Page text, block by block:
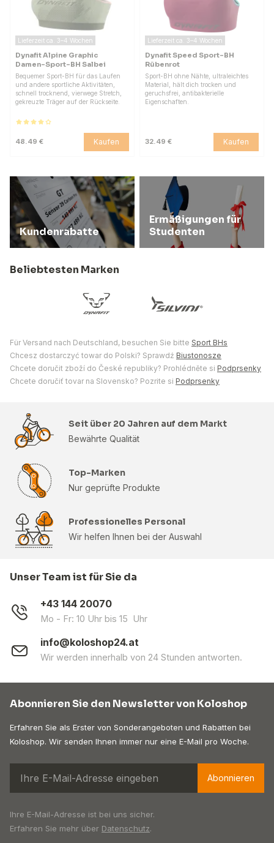
Lieferzeit ca. 3–4 Wochen
Dynafit Alpine Graphic
Damen-Sport-BH Salbei
Bequemer Sport-BH für das Laufen
und andere sportliche Aktivitäten,
schnell trocknend, vierwege Stretch,
gekreuzte Träger auf der Rückseite.
48.49 € Kaufen
Lieferzeit ca. 3–4 Wochen
Dynafit Speed Sport-BH
Rübenrot
Sport-BH ohne Nähte, ultraleichtes
Material, hält dich trocken und
geruchsfrei, antibakterielle
Eigenschaften.
32.49 € Kaufen
Kundenrabatte
Ermäßigungen für
Studenten
Beliebtesten Marken
Für Versand nach Deutschland, besuchen Sie bitte Sport BHs
Chcesz dostarczyć towar do Polski? Sprawdź Biustonosze
Chcete doručit zboží do České republiky? Prohlédněte si Podprsenky
Chcete doručiť tovar na Slovensko? Pozrite si Podprsenky
Seit über 20 Jahren auf dem Markt
Bewährte Qualität
Top-Marken
Nur geprüfte Produkte
Professionelles Personal
Wir helfen Ihnen bei der Auswahl
Unser Team ist für Sie da
+43 144 20070
Mo - Fr: 10 Uhr bis 15 Uhr
info@koloshop24.at
Wir werden innerhalb von 24 Stunden antworten.
Abonnieren Sie den Newsletter von Koloshop
Erfahren Sie als Erster von Sonderangeboten und Rabatten bei
Koloshop. Wir senden Ihnen immer nur eine E-Mail pro Woche.
Abonnieren
Ihre E-Mail-Adresse ist bei uns sicher.
Erfahren Sie mehr über Datenschutz.